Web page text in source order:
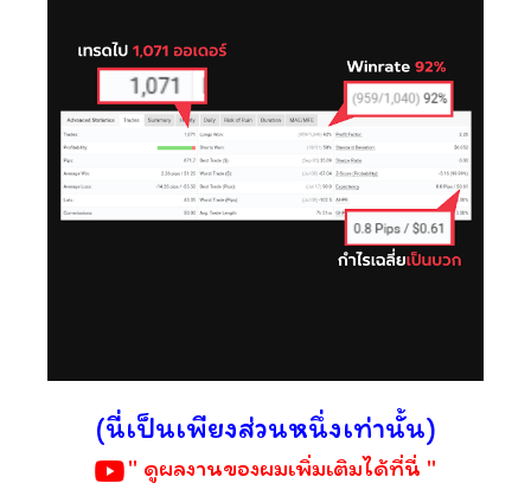
(นี่เป็นเพียงส่วนหนึ่งเท่านั้น)
" ดูผลงานของผมเพิ่มเติมได้ที่นี่ "